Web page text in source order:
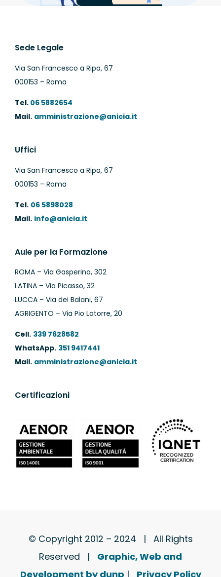
Sede Legale
Via San Francesco a Ripa, 67
000153 – Roma
Tel.06 5882654
Mail. amministrazione@anicia.it
Uffici
Via San Francesco a Ripa, 67
000153 – Roma
Tel. 06 5898028
Mail. info@anicia.it
Aule per la Formazione
ROMA – Via Gasperina, 302
LATINA – Via Picasso, 32
LUCCA – Via dei Balani, 67
AGRIGENTO – Via Pio Latorre, 20
Cell. 339 7628582
WhatsApp. 351 9417441
Mail. amministrazione@anicia.it
Certificazioni
© Copyright 2012 – 2024 | All Rights
Reserved | Graphic, Web and
Development by dunp | Privacy Policy